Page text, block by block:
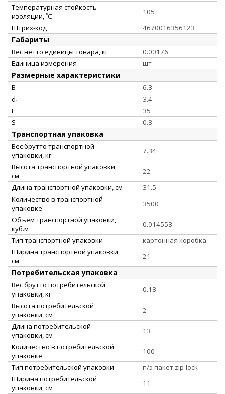
Температурная стойкость
изоляции, ˚С
105
Штрих-код
4670016356123
Габариты
Вес нетто единицы товара, кг
0.00176
Единица измерения
шт
Размерные характеристики
B
6.3
d₁
3.4
L
35
S
0.8
Транспортная упаковка
Вес брутто транспортной
упаковки, кг
7.34
Высота транспортной упаковки,
см
22
Длина транспортной упаковки, см
31.5
Количество в транспортной
упаковке
3500
Объём транспортной упаковки,
куб.м
0.014553
Тип транспортной упаковки
картонная коробка
Ширина транспортной упаковки,
см
21
Потребительская упаковка
Вес брутто потребительской
упаковки, кг:
0.18
Высота потребительской
упаковки, см
2
Длина потребительской
упаковки, см
13
Количество в потребительской
упаковке
100
Тип потребительской упаковки
п/э пакет zip-lock
Ширина потребительской
упаковки, см
11